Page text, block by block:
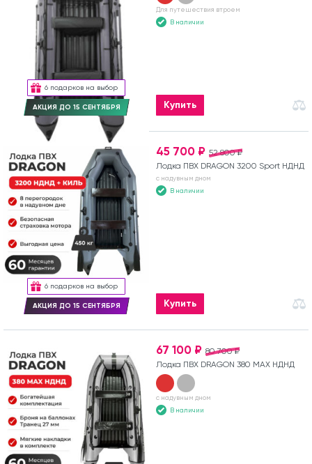
6 подарков на выбор
АКЦИЯ ДО 15 СЕНТЯБРЯ
Для путешествия втроем
В наличии
Купить
6 подарков на выбор
АКЦИЯ ДО 15 СЕНТЯБРЯ
52 800 ₽
45 700 ₽
Лодка ПВХ DRAGON 3200 Sport НДНД
с надувным дном
В наличии
Купить
80 700 ₽
67 100 ₽
Лодка ПВХ DRAGON 380 MAX НДНД
с надувным дном
В наличии